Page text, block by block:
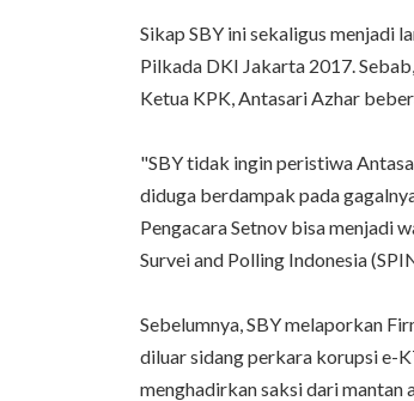
Sikap SBY ini sekaligus menjadi
Pilkada DKI Jakarta 2017.
Ketua KPK, Antasari Azhar
"SBY tidak ingin peristiwa
diduga berdampak pada
Pengacara Setnov bisa menjadi
Survei and Polling Indonesia
Sebelumnya, SBY melaporkan
diluar sidang perkara korupsi e-
menghadirkan saksi dari